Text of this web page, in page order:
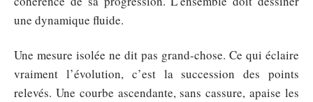
une dynamique fluide.
Une mesure isolée ne dit pas grand-chose. Ce qui éclaire
vraiment l’évolution, c’est la succession des points
relevés. Une courbe ascendante, sans cassure, apaise les